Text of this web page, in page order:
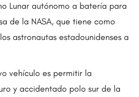
Lunar autónomo a batería para
de la NASA, que tiene como
astronautas estadounidenses a
vehículo es permitir la
y accidentado polo sur de la